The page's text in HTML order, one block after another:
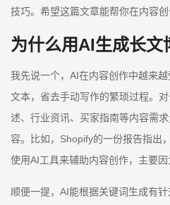
技巧。希望这篇文章能帮你在内容创
为什么用AI生成长文
我先说一个，AI在内容创作中越来
文本，省去手动写作的繁琐过程。
述、行业资讯、买家指南等内容需
容。比如，Shopify的一份报告指出
使用AI工具来辅助内容创作，主要因
顺便一提，AI能根据关键词生成有